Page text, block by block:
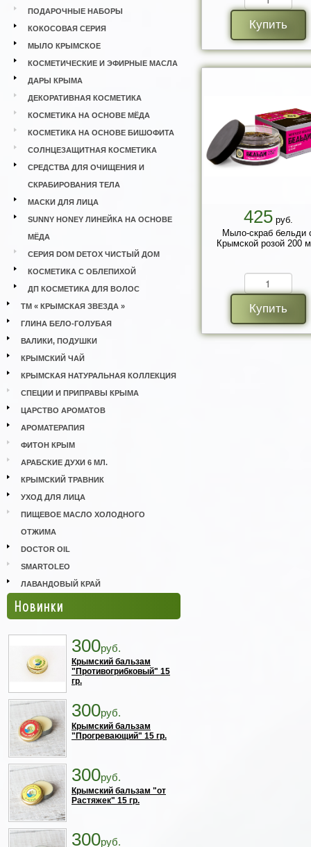
ПОДАРОЧНЫЕ НАБОРЫ
КОКОСОВАЯ СЕРИЯ
МЫЛО КРЫМСКОЕ
КОСМЕТИЧЕСКИЕ И ЭФИРНЫЕ МАСЛА
ДАРЫ КРЫМА
ДЕКОРАТИВНАЯ КОСМЕТИКА
КОСМЕТИКА НА ОСНОВЕ МЁДА
КОСМЕТИКА НА ОСНОВЕ БИШОФИТА
СОЛНЦЕЗАЩИТНАЯ КОСМЕТИКА
СРЕДСТВА ДЛЯ ОЧИЩЕНИЯ И
СКРАБИРОВАНИЯ ТЕЛА
МАСКИ ДЛЯ ЛИЦА
SUNNY HONEY ЛИНЕЙКА НА ОСНОВЕ
МЁДА
СЕРИЯ DOM DETOX ЧИСТЫЙ ДОМ
КОСМЕТИКА С ОБЛЕПИХОЙ
ДП КОСМЕТИКА ДЛЯ ВОЛОС
ТМ « КРЫМСКАЯ ЗВЕЗДА »
ГЛИНА БЕЛО-ГОЛУБАЯ
ВАЛИКИ, ПОДУШКИ
КРЫМСКИЙ ЧАЙ
КРЫМСКАЯ НАТУРАЛЬНАЯ КОЛЛЕКЦИЯ
СПЕЦИИ И ПРИПРАВЫ КРЫМА
ЦАРСТВО АРОМАТОВ
АРОМАТЕРАПИЯ
ФИТОН КРЫМ
АРАБСКИЕ ДУХИ 6 МЛ.
КРЫМСКИЙ ТРАВНИК
УХОД ДЛЯ ЛИЦА
ПИЩЕВОЕ МАСЛО ХОЛОДНОГО
ОТЖИМА
DOCTOR OIL
SMARTOLEO
ЛАВАНДОВЫЙ КРАЙ
Новинки
300руб.
Крымский бальзам
"Противогрибковый" 15
гр.
300руб.
Крымский бальзам
"Прогревающий" 15 гр.
300руб.
Крымский бальзам "от
Растяжек" 15 гр.
300руб.
Купить
425руб.
Мыло-скраб бельди
Крымской розой 200
Купить